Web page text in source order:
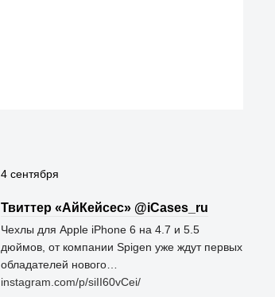
4 сентября
Твиттер «АйКейсес» ‏@iCases_ru
Чехлы для Apple iPhone 6 на 4.7 и 5.5
дюймов, от компании Spigen уже ждут первых
обладателей нового…
instagram.com/p/siII60vCei/